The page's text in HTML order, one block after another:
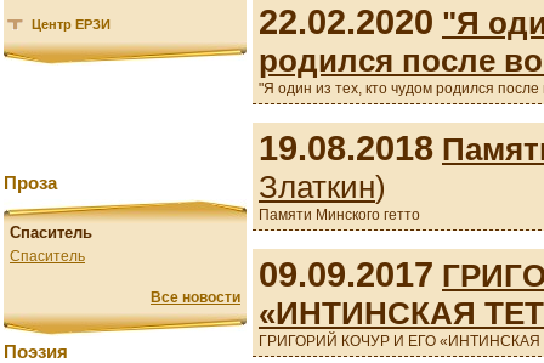
Центр ЕРЗИ
Проза
Спаситель
Спаситель
Все новости
Поэзия
22.02.2020 "Я
родился после
"Я один из тех, кто чудом родился
19.08.2018
Златкин)
Памяти Минского гетто
09.09.2017
«ИНТИНСКАЯ
ГРИГОРИЙ КОЧУР И ЕГО «ИНТИНСКАЯ